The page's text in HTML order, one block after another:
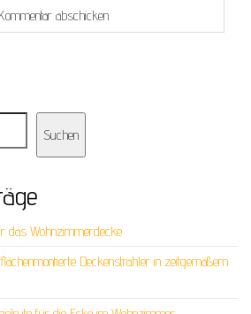
Suchen
das Wohnzimmerdecke
Deckenstrahler in zeitgemäßem